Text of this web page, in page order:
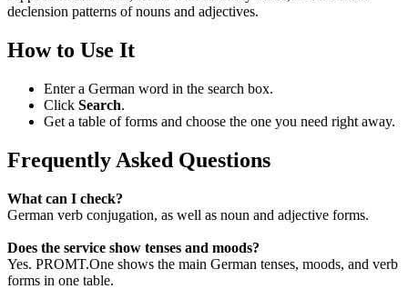
declension patterns of nouns and adjectives.
How to Use It
Enter a German word in the search box.
Click Search.
Get a table of forms and choose the one you need right away.
Frequently Asked Questions
What can I check?
German verb conjugation, as well as noun and adjective forms.
Does the service show tenses and moods?
Yes. PROMT.One shows the main German tenses, moods, and verb
forms in one table.